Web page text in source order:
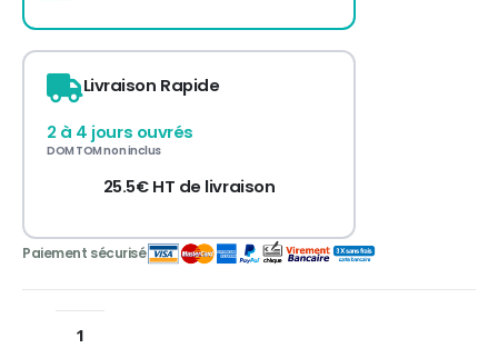
12 à 60 foiscontactez-nous
Livraison Rapide
2 à 4 jours ouvrés
DOM TOM non inclus
25.5€ HT de livraison